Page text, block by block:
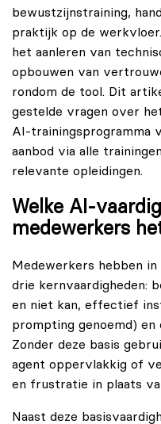
bewustzijnstraining,
praktijk op de
het aanleren van
opbouwen van
rondom de tool. Dit
gestelde vragen over
AI-trainingsprogramma
aanbod via alle trainingen
relevante opleidingen.
Welke AI-
medewerkers
Medewerkers hebben
drie kernvaardigheden:
en niet kan, effectief
prompting genoemd)
Zonder deze basis
agent oppervlakkig of
en frustratie in plaats
Naast deze